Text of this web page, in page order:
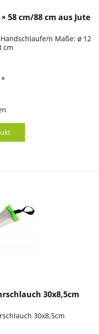
58 cm/88 cm aus Jute
n Maße: ø 12
cm
*
30x8,5cm
30x8,5cm